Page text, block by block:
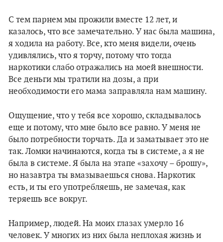
С тем парнем мы прожили вместе 12 лет, и
казалось, что все замечательно. У нас была машина,
я ходила на работу. Все, кто меня видели, очень
удивлялись, что я торчу, потому что тогда
наркотики слабо отражались на моей внешности.
Все деньги мы тратили на дозы, а при
необходимости его мама заправляла нам машину.
Ощущение, что у тебя все хорошо, складывалось
еще и потому, что мне было все равно. У меня не
было потребности торчать. Да и заматывает это не
так. Ломки начинаются, когда ты в системе, а я не
была в системе. Я была на этапе «захочу – брошу»,
но назавтра ты вмазываешься снова. Наркотик
есть, и ты его употребляешь, не замечая, как
теряешь все вокруг.
Например, людей. На моих глазах умерло 16
человек. У многих из них была неплохая жизнь и